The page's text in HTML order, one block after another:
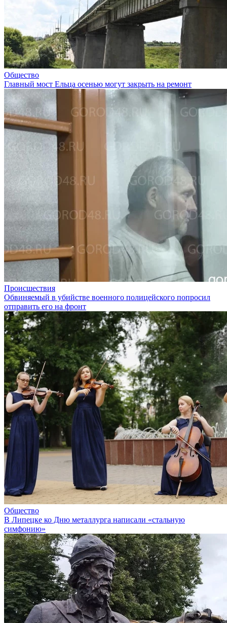
Общество
Главный мост Ельца осенью могут закрыть на ремонт
Происшествия
Обвиняемый в убийстве военного полицейского попросил
отправить его на фронт
Общество
В Липецке ко Дню металлурга написали «стальную
симфонию»